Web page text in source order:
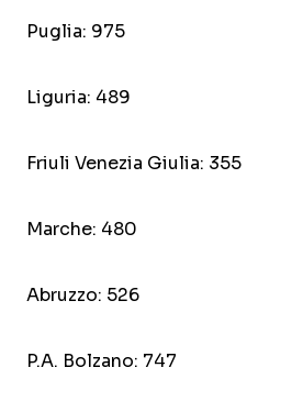
Puglia: 975
Liguria: 489
Friuli Venezia Giulia: 355
Marche: 480
Abruzzo: 526
P.A. Bolzano: 747